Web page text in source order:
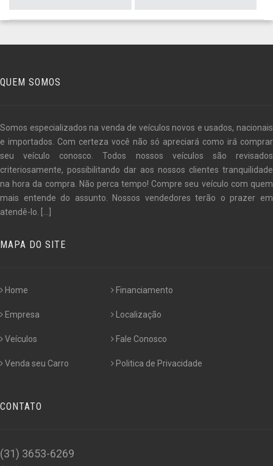
QUEM SOMOS
Somos especializados na venda de veículos novos e usados, nacionais
e importados. Com certeza você não só apreciará como irá comprar
seu veículo conosco. Todos nossos veículos são revisados
criteriosamente, possibilitando dar aos nossos clientes tranquilidade
na hora da compra. Não perca tempo! Compre seu veículo com quem
mais entende do assunto. Nossos vendedores terão o prazer em
atendê-lo.
MAPA DO SITE
Home
Empresa
Veículos
Venda seu Carro
Financiamento
Localização
Fale Conosco
Politica de Privacidade
CONTATO
(31) 3653-6269